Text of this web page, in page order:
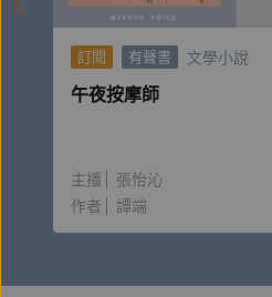
訂閱 有聲書 文學小說
午夜按摩師
主播
張怡沁
作者
譚端